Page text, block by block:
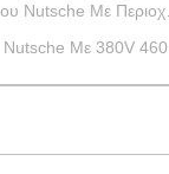
Και Ύψος Τούρτας Φίλτρου 450 Mm
Και Πιστοποίηση CE ISO9001